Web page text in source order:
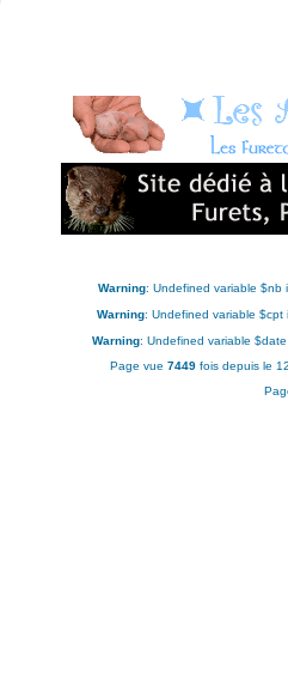
Warning: Undefined variable $nb
Warning: Undefined variable $cpt
Warning: Undefined variable
Page vue 7449 fois depuis le